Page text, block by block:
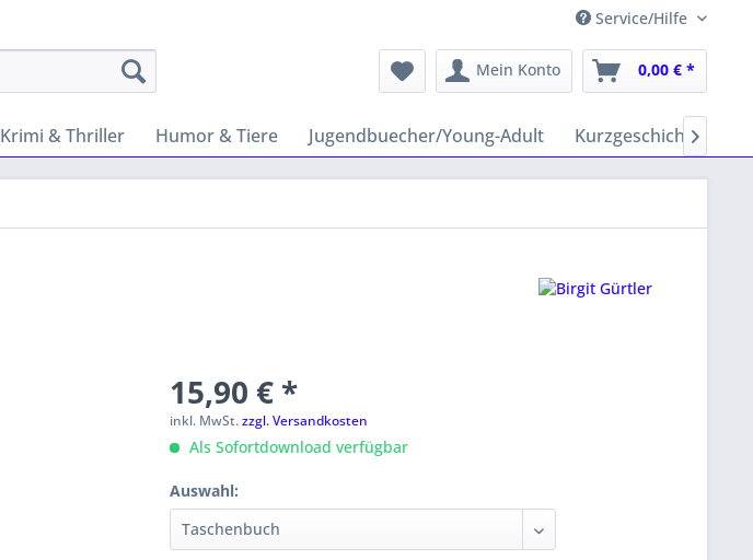
Service/Hilfe
Mein Konto 0,00 € *
Krimi & Thriller Humor & Tiere Jugendbuecher/Young-Adult Kurzgeschichten

15,90 € *
inkl. MwSt.zzgl. Versandkosten
Als Sofortdownload verfügbar
Auswahl: